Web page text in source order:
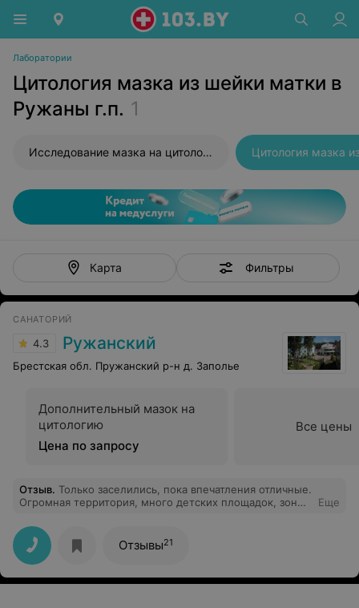
Лаборатории
Цитология мазка из шейки матки в
Ружаны г.п. 1
Исследование мазка на цитологию Цитология мазка
Карта Фильтры
САНАТОРИЙ
4.3 Ружанский
Брестская обл. Пружанский р-н д. Заполье
Дополнительный мазок на
цитологию
Цена по запросу
Все цены
Отзыв. Только заселились, пока впечатления отличные.
Огромная территория, много детских площадок, зон
отведенных местах, на территории их не очень много.
Много процедур, номер просторный впринципе всё
необходимое есть. Заселились во второй корпус.
Интернет есть не везде, только в отведенных местах,
бесплатный и быстрый.
Еще
Отзывы21